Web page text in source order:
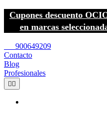
Cupones descuento
en marcas
900649209
Contacto
Blog
Profesionales
 